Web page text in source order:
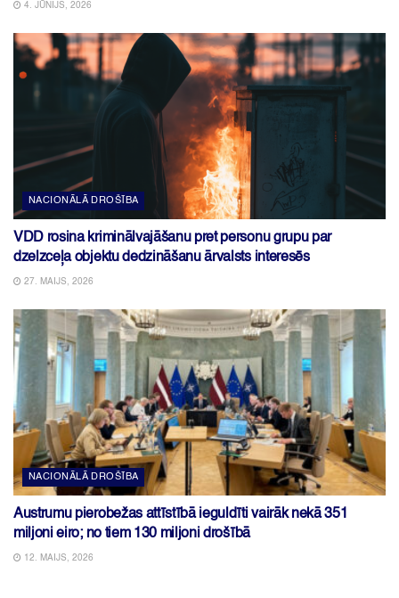
4. JŪNIJS, 2026
NACIONĀLĀ DROŠĪBA
VDD rosina kriminālvajāšanu pret personu grupu par
dzelzceļa objektu dedzināšanu ārvalsts interesēs
27. MAIJS, 2026
NACIONĀLĀ DROŠĪBA
Austrumu pierobežas attīstībā ieguldīti vairāk nekā 351
miljoni eiro; no tiem 130 miljoni drošībā
12. MAIJS, 2026